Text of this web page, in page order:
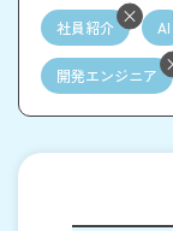
社員紹介 AI
開発エンジニア